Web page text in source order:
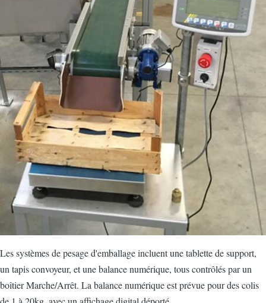
Les systèmes de pesage d'emballage incluent une tablette de support,
un tapis convoyeur, et une balance numérique, tous contrôlés par un
boîtier Marche/Arrêt. La balance numérique est prévue pour des colis